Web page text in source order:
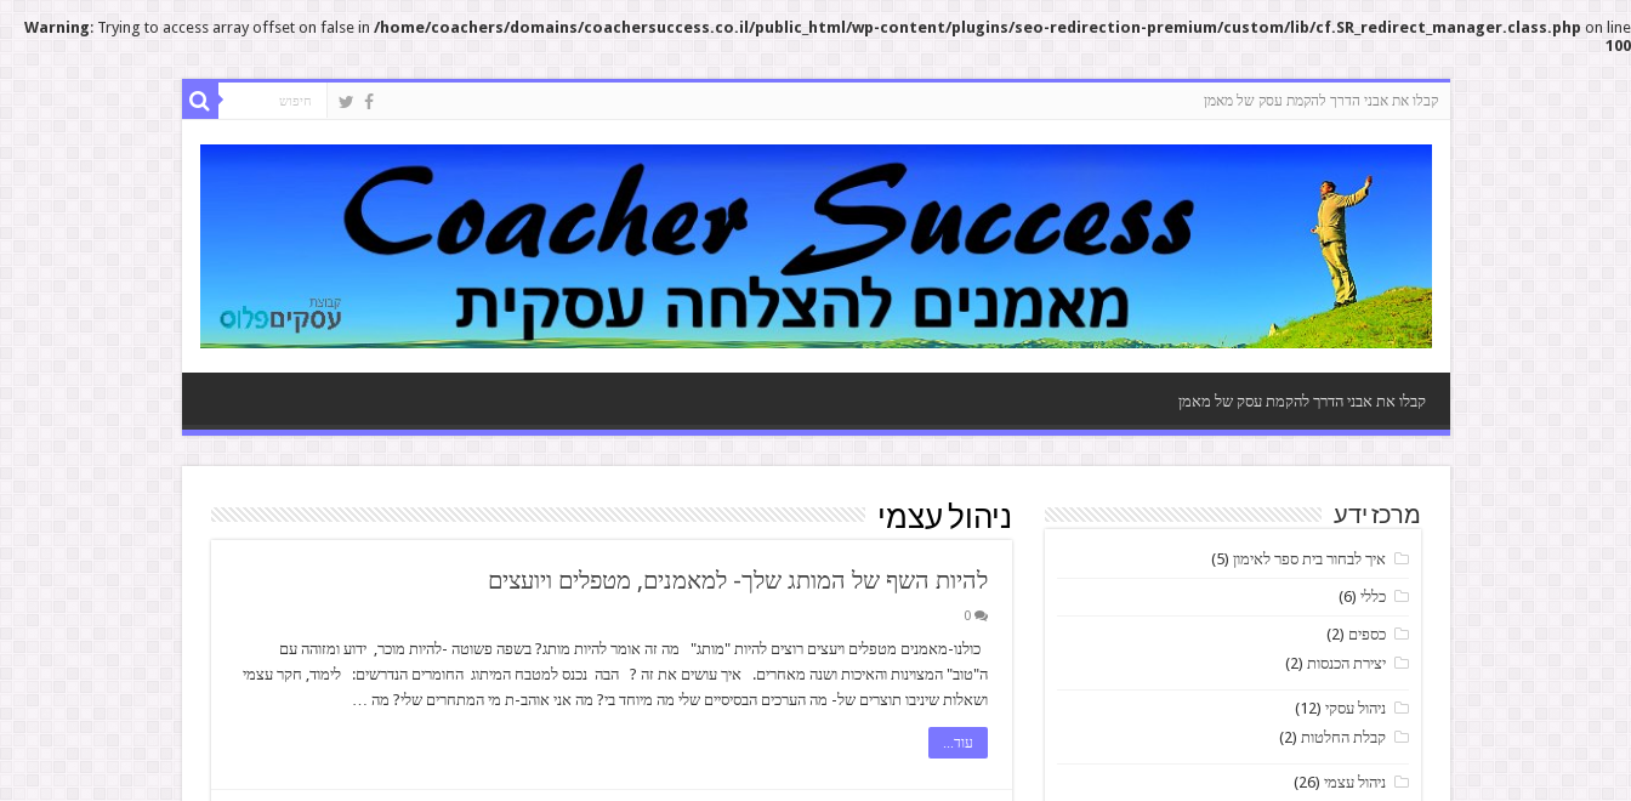
Warning: Trying to access array offset on false in /home/coachers/domains/coachersuccess.co.il/public_html/wp-content/plugins/seo-redirection-premium/custom/lib/cf.SR_redirect_manager.class.php on line
100
קבלו את אבני הדרך להקמת עסק של מאמן
קבלו את אבני הדרך להקמת עסק של מאמן
ניהול עצמי
להיות השף של המותג שלך- למאמנים, מטפלים ויועצים
0
כולנו-מאמנים מטפלים ויעצים רוצים להיות "מותג" מה זה אומר להיות מותג? בשפה פשוטה -להיות מוכר, ידוע ומזוהה עם
ה"טוב" המצוינות והאיכות ושנה מאחרים. איך עושים את זה ? הבה נכנס למטבח המיתוג החומרים הנדרשים: לימוד, חקר עצמי
ושאלות שיניבו תוצרים של- מה הערכים הבסיסיים שלי מה מיוחד בי? מה אני אוהב-ת מי המתחרים שלי? מה …
עוד...
מרכז ידע
איך לבחור בית ספר לאימון (5)
כללי (6)
כספים (2)
יצירת הכנסות (2)
ניהול עסקי (12)
קבלת החלטות (2)
ניהול עצמי (26)